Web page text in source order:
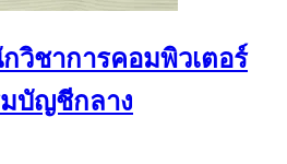
วิชาการคอมพิวเตอร์
บัญชีกลาง